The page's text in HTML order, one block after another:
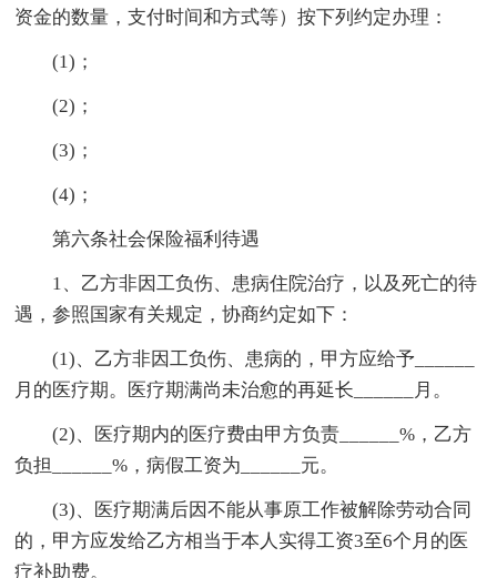
资金的数量，支付时间和方式等）按下列约定办理：
(1)；
(2)；
(3)；
(4)；
第六条社会保险福利待遇
1、乙方非因工负伤、患病住院治疗，以及死亡的待
遇，参照国家有关规定，协商约定如下：
(1)、乙方非因工负伤、患病的，甲方应给予______
月的医疗期。医疗期满尚未治愈的再延长______月。
(2)、医疗期内的医疗费由甲方负责______%，乙方
负担______%，病假工资为______元。
(3)、医疗期满后因不能从事原工作被解除劳动合同
的，甲方应发给乙方相当于本人实得工资3至6个月的医
疗补助费。